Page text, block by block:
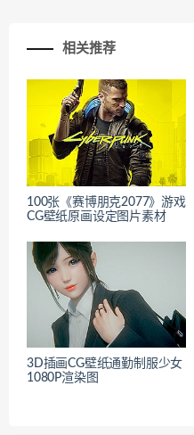
相关推荐
100张《赛博朋克2077》游戏
CG壁纸原画设定图片素材
3D插画CG壁纸通勤制服少女
1080P渲染图